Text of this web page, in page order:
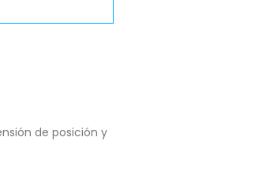
de posición y